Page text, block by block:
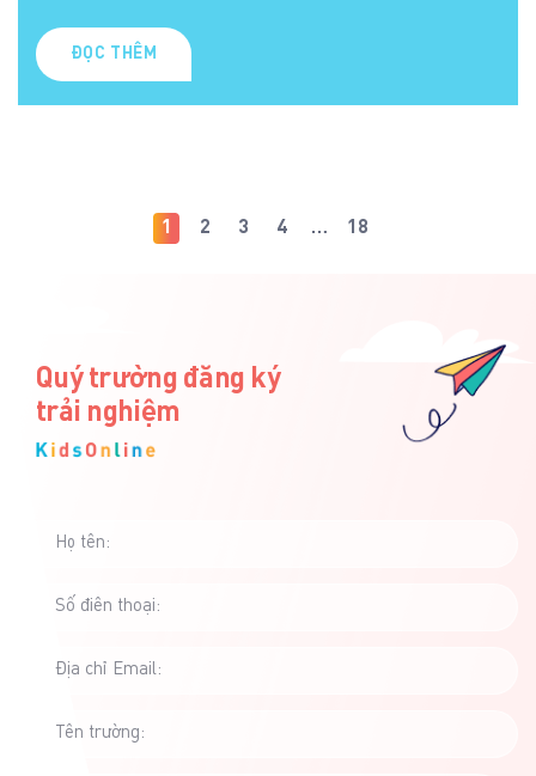
ĐỌC THÊM
1 2 3 4 … 18
Quý trường đăng ký
trải nghiệm
Họ tên:
Số điên thoại:
Địa chỉ Email:
Tên trường: